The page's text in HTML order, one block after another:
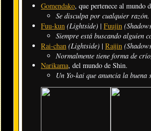
Gomendako, que pertenece al mundo
Se disculpa por cualquier razón.
Fuu-kun (Lightside) | Fuujin
Siempre está buscando alguien
Rai-chan (Lightside) | Raijin
Normalmente tiene forma de
Narikama, del mundo de Shin.
Un Yo-kai que anuncia la buena